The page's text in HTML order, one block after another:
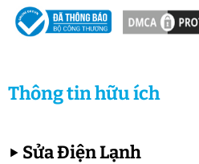
Thông tin hữu ích
▶ Sửa Điện Lạnh